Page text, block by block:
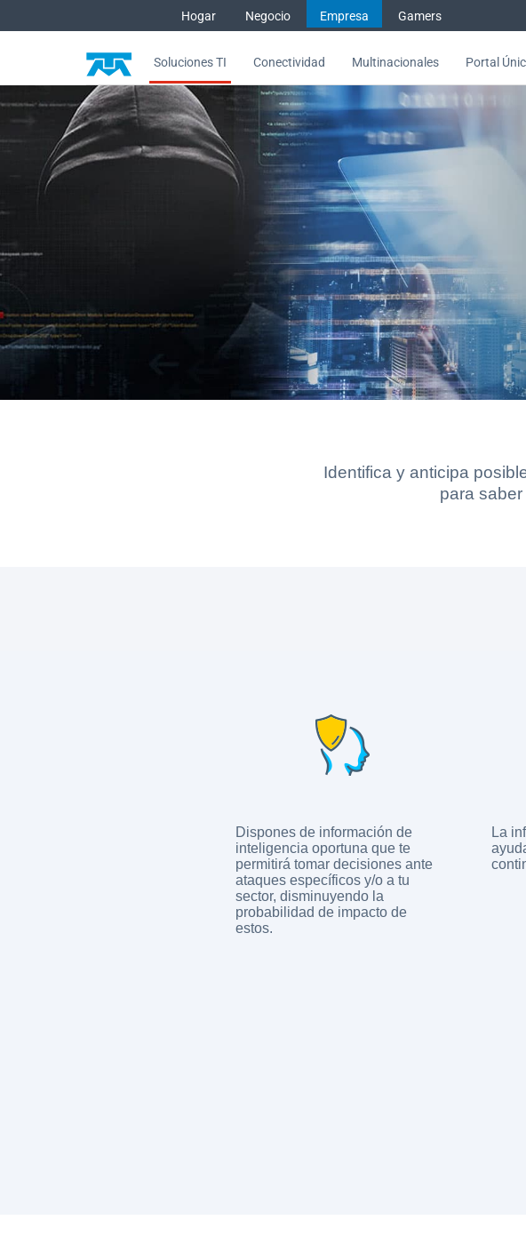
Hogar Negocio Empresa Gamers
Soluciones TI Conectividad Multinacionales Portal
Ciberinteligencia, detecta riesgos en
Identifica y anticipa
para
Dispones de información de
inteligencia oportuna que te
permitirá tomar decisiones ante
ataques específicos y/o a tu
sector, disminuyendo la
probabilidad de impacto de
estos.
La